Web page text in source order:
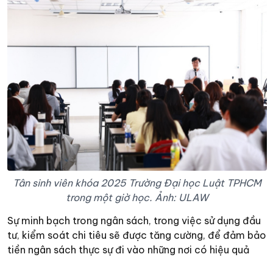
Tân sinh viên khóa 2025 Trường Đại học Luật TPHCM
trong một giờ học. Ảnh: ULAW
Sự minh bạch trong ngân sách, trong việc sử dụng đầu
tư, kiểm soát chi tiêu sẽ được tăng cường, để đảm bảo
tiền ngân sách thực sự đi vào những nơi có hiệu quả